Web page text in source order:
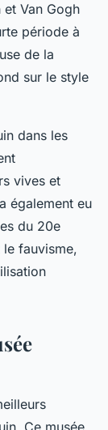
Van Gogh
période à
de la
sur le style
dans les
vives et
également eu
du 20e
le fauvisme,